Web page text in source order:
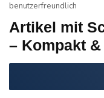
benutzerfreundlich
Artikel mit
– Kompakt